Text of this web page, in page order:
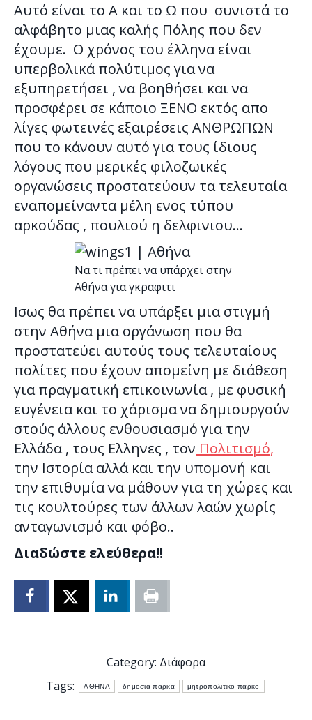
Αυτό είναι το Α και το Ω που συνιστά το
αλφάβητο μιας καλής Πόλης που δεν
έχουμε. Ο χρόνος του έλληνα είναι
υπερβολικά πολύτιμος για να
εξυπηρετήσει , να βοηθήσει και να
προσφέρει σε κάποιο ΞΕΝΟ εκτός απο
λίγες φωτεινές εξαιρέσεις ΑΝΘΡΩΠΩΝ
που το κάνουν αυτό για τους ίδιους
λόγους που μερικές φιλοζωικές
οργανώσεις προστατεύουν τα τελευταία
εναπομείναντα μέλη ενος τύπου
αρκούδας , πουλιού η δελφινιου…
Να τι πρέπει να υπάρχει στην
Αθήνα για γκραφιτι
Ισως θα πρέπει να υπάρξει μια στιγμή
στην Αθήνα μια οργάνωση που θα
προστατεύει αυτούς τους τελευταίους
πολίτες που έχουν απομείνη με διάθεση
για πραγματική επικοινωνία , με φυσική
ευγένεια και το χάρισμα να δημιουργούν
στούς άλλους ενθουσιασμό για την
Ελλάδα , τους Ελληνες , τον Πολιτισμό,
την Ιστορία αλλά και την υπομονή και
την επιθυμία να μάθουν για τη χώρες και
τις κουλτούρες των άλλων λαών χωρίς
ανταγωνισμό και φόβο..
Διαδώστε ελεύθερα!!
Category: Διάφορα
Tags:
ΑΘΗΝΑ δημοσια παρκα μητροπολιτικο παρκο